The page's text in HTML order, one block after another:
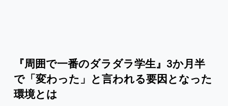
『周囲で一番のダラダラ学生』3か月半
で「変わった」と言われる要因となった
環境とは